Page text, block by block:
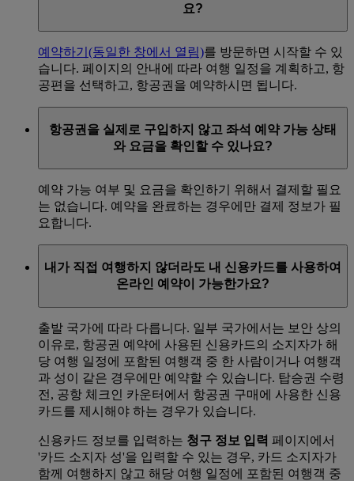
요?
예약하기 (동일한 창에서 열림)를 방문하면 시작할 수 있
습니다. 페이지의 안내에 따라 여행 일정을 계획하고, 항
공편을 선택하고, 항공권을 예약하시면 됩니다.
항공권을 실제로 구입하지 않고 좌석 예약 가능 상태
와 요금을 확인할 수 있나요?
예약 가능 여부 및 요금을 확인하기 위해서 결제할 필요
는 없습니다. 예약을 완료하는 경우에만 결제 정보가 필
요합니다.
내가 직접 여행하지 않더라도 내 신용카드를 사용하여
온라인 예약이 가능한가요?
출발 국가에 따라 다릅니다. 일부 국가에서는 보안 상의
이유로, 항공권 예약에 사용된 신용카드의 소지자가 해
당 여행 일정에 포함된 여행객 중 한 사람이거나 여행객
과 성이 같은 경우에만 예약할 수 있습니다. 탑승권 수령
전, 공항 체크인 카운터에서 항공권 구매에 사용한 신용
카드를 제시해야 하는 경우가 있습니다.
신용카드 정보를 입력하는 청구 정보 입력 페이지에서
'카드 소지자 성'을 입력할 수 있는 경우, 카드 소지자가
함께 여행하지 않고 해당 여행 일정에 포함된 여행객 중